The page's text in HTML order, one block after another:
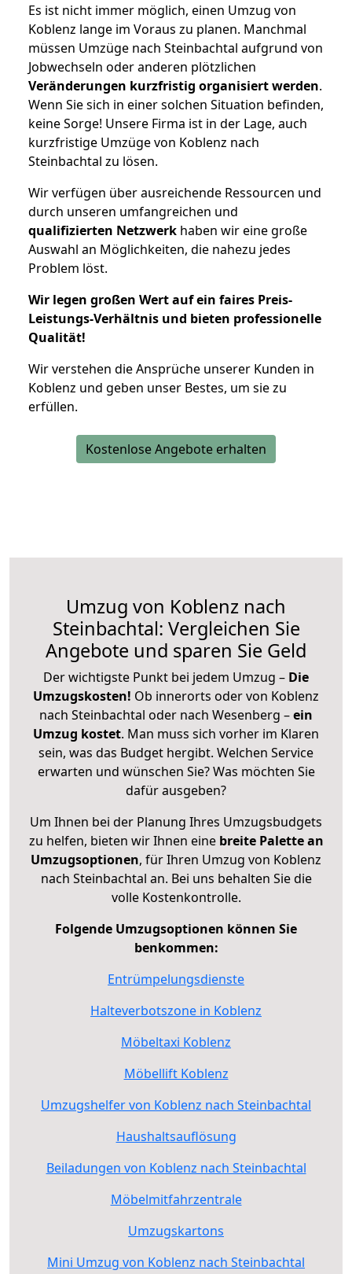
Es ist nicht immer möglich, einen Umzug von
Koblenz lange im Voraus zu planen. Manchmal
müssen Umzüge nach Steinbachtal aufgrund von
Jobwechseln oder anderen plötzlichen
Veränderungen kurzfristig organisiert werden.
Wenn Sie sich in einer solchen Situation befinden,
keine Sorge! Unsere Firma ist in der Lage, auch
kurzfristige Umzüge von Koblenz nach
Steinbachtal zu lösen.
Wir verfügen über ausreichende Ressourcen und
durch unseren umfangreichen und
qualifizierten Netzwerk haben wir eine große
Auswahl an Möglichkeiten, die nahezu jedes
Problem löst.
Wir legen großen Wert auf ein faires Preis-
Leistungs-Verhältnis und bieten professionelle
Qualität!
Wir verstehen die Ansprüche unserer Kunden in
Koblenz und geben unser Bestes, um sie zu
erfüllen.
Kostenlose Angebote erhalten
Umzug von Koblenz nach
Steinbachtal: Vergleichen Sie
Angebote und sparen Sie Geld
Der wichtigste Punkt bei jedem Umzug – Die
Umzugskosten! Ob innerorts oder von Koblenz
nach Steinbachtal oder nach Wesenberg –ein
Umzug kostet. Man muss sich vorher im Klaren
sein, was das Budget hergibt. Welchen Service
erwarten und wünschen Sie? Was möchten Sie
dafür ausgeben?
Um Ihnen bei der Planung Ihres Umzugsbudgets
zu helfen, bieten wir Ihnen eine breite Palette an
Umzugsoptionen, für Ihren Umzug von Koblenz
nach Steinbachtal an. Bei uns behalten Sie die
volle Kostenkontrolle.
Folgende Umzugsoptionen können Sie
benkommen:
Entrümpelungsdienste
Halteverbotszone in Koblenz
Möbeltaxi Koblenz
Möbellift Koblenz
Umzugshelfer von Koblenz nach Steinbachtal
Haushaltsauflösung
Beiladungen von Koblenz nach Steinbachtal
Möbelmitfahrzentrale
Umzugskartons
Mini Umzug von Koblenz nach Steinbachtal